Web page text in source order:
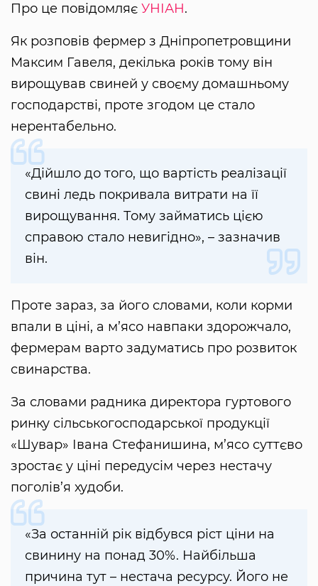
Про це повідомляє УНІАН.
Як розповів фермер з Дніпропетровщини
Максим Гавеля, декілька років тому він
вирощував свиней у своєму домашньому
господарстві, проте згодом це стало
нерентабельно.
«Дійшло до того, що вартість реалізації
свині ледь покривала витрати на її
вирощування. Тому займатись цією
справою стало невигідно», – зазначив
він.
Проте зараз, за його словами, коли корми
впали в ціні, а м’ясо навпаки здорожчало,
фермерам варто задуматись про розвиток
свинарства.
За словами радника директора гуртового
ринку сільськогосподарської продукції
«Шувар» Івана Стефанишина, м’ясо суттєво
зростає у ціні передусім через нестачу
поголів’я худоби.
«За останній рік відбувся ріст ціни на
свинину на понад 30%. Найбільша
причина тут – нестача ресурсу. Його не